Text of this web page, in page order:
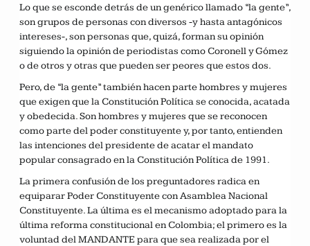
Lo que se esconde detrás de un genérico llamado “la gente”,
son grupos de personas con diversos -y hasta antagónicos
intereses-, son personas que, quizá, forman su opinión
siguiendo la opinión de periodistas como Coronell y Gómez
o de otros y otras que pueden ser peores que estos dos.
Pero, de “la gente” también hacen parte hombres y mujeres
que exigen que la Constitución Política se conocida, acatada
y obedecida. Son hombres y mujeres que se reconocen
como parte del poder constituyente y, por tanto, entienden
las intenciones del presidente de acatar el mandato
popular consagrado en la Constitución Política de 1991.
La primera confusión de los preguntadores radica en
equiparar Poder Constituyente con Asamblea Nacional
Constituyente. La última es el mecanismo adoptado para la
última reforma constitucional en Colombia; el primero es la
voluntad del MANDANTE para que sea realizada por el